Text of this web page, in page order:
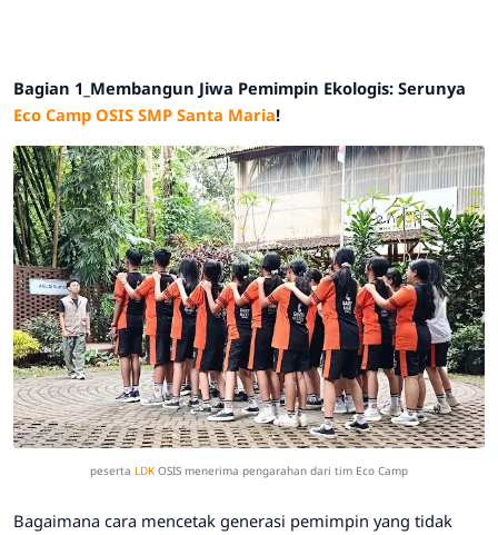
Bagian 1_Membangun Jiwa Pemimpin Ekologis: Serunya
Eco Camp OSIS SMP Santa Maria!
peserta LDK OSIS menerima pengarahan dari tim Eco Camp
​Bagaimana cara mencetak generasi pemimpin yang tidak